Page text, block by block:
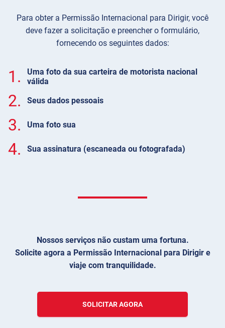
Para obter a Permissão Internacional para Dirigir, você
deve fazer a solicitação e preencher o formulário,
fornecendo os seguintes dados:
1.
Uma foto da sua carteira de motorista nacional
válida
2. Seus dados pessoais
3. Uma foto sua
4. Sua assinatura (escaneada ou fotografada)
Nossos serviços não custam uma fortuna.
Solicite agora a Permissão Internacional para Dirigir e
viaje com tranquilidade.
SOLICITAR AGORA